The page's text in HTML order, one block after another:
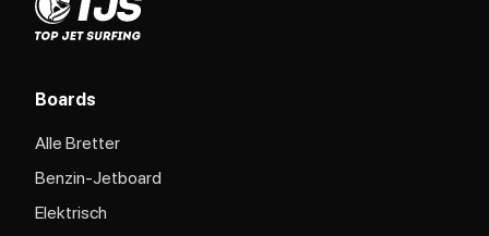
Boards
Alle Bretter
Benzin-Jetboard
Elektrisch